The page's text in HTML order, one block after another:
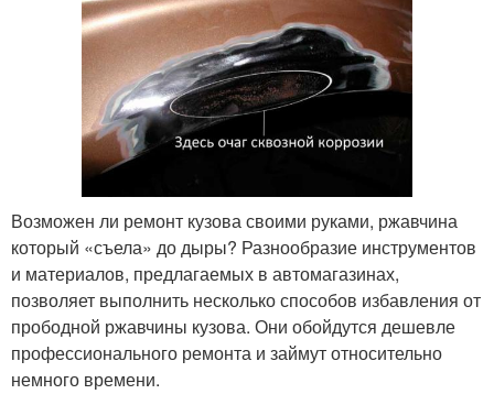
Возможен ли ремонт кузова своими руками, ржавчина
который «съела» до дыры? Разнообразие инструментов
и материалов, предлагаемых в автомагазинах,
позволяет выполнить несколько способов избавления от
прободной ржавчины кузова. Они обойдутся дешевле
профессионального ремонта и займут относительно
немного времени.